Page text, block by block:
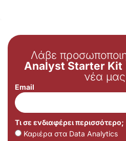
Λάβε
Analyst Starter Kit
νέα μας
Email
Τι σε ενδιαφέρει περισσότερο;
Καριέρα στα Data Analytics